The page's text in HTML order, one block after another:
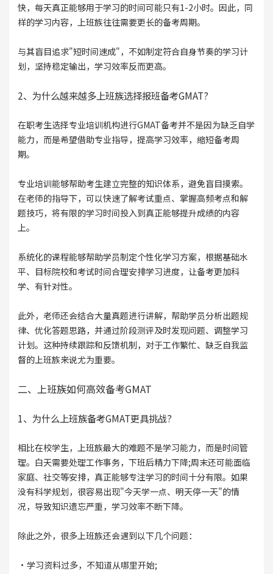
快，每天真正能够用于学习的时间可能只有1-2小时。因此，同
样的学习内容，上班族往往需要更长的备考周期。
与其盲目追求"短时间速成"，不如制定符合自身节奏的学习计
划，坚持稳定输出，学习效率反而更高。
2、为什么越来越多上班族选择报班备考GMAT?
在职考生选择专业培训机构进行GMAT备考并不是因为缺乏自学
能力，而是希望借助专业指导，提高学习效率，缩短备考周
期。
专业培训能够帮助考生建立完整的知识体系，避免盲目摸索。
在老师的指导下，可以快速了解考试重点、掌握高频考点和解
题技巧，将有限的学习时间投入到真正能够提升成绩的内容
上。
系统化的课程能够帮助学员制定个性化学习方案，根据基础水
平、目标院校和考试时间合理安排学习进度，让备考更加科
学、有针对性。
此外，老师还会结合大量真题进行讲解，帮助学员分析出题规
律、优化答题思路，并通过阶段测评及时发现问题、调整学习
计划。这种持续跟踪和反馈机制，对于工作繁忙、缺乏自我监
督的上班族来说尤为重要。
二、上班族如何高效备考GMAT
1、为什么上班族备考GMAT更具挑战?
相比在校学生，上班族最大的难题不是学习能力，而是时间管
理。白天需要处理工作事务，下班后精力下降;周末还可能面临
家庭、社交等安排，真正能够专注学习的时间十分有限。如果
没有科学规划，很容易出现"今天学一点、明天停一天"的情
况，导致知识遗忘严重，学习效率不断下降。
除此之外，很多上班族还会遇到以下几个问题：
·学习资料过多，不知道从哪里开始;